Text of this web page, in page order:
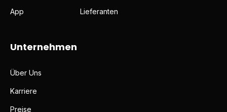
App Lieferanten
Unternehmen
Über Uns
Karriere
Preise